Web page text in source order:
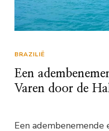
BRAZILIË
Een
Varen door de
Een adembenemende